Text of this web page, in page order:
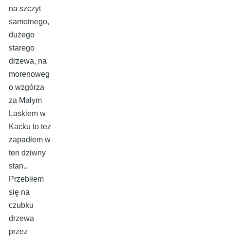
na szczyt
samotnego,
dużego
starego
drzewa, na
morenoweg
o wzgórza
za Małym
Laskiem w
Kacku to też
zapadłem w
ten dziwny
stan..
Przebiłem
się na
czubku
drzewa
przez